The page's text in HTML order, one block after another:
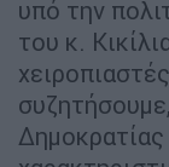
υπό την
του κ.
Δημοκρατίας